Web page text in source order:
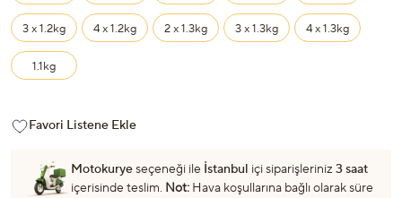
3 x 1.2kg 4 x 1.2kg 2 x 1.3kg 3 x 1.3kg 4 x 1.3kg
1.1kg
Favori Listene Ekle
Motokuryeseçeneği ile İstanbul içi siparişleriniz 3 saat
içerisinde teslim. Not: Hava koşullarına bağlı olarak süre